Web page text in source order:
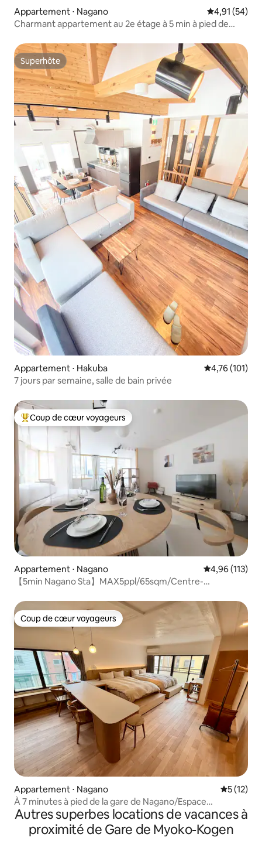
Appartement ⋅ Nagano Évaluation
4,91 (54)
Charmant appartement au 2e étage à 5 min à pied de
Superhôte
Superhôte
Appartement ⋅ Hakuba Évaluation
4,76 (101)
7 jours par semaine, salle de bain privée
Coups de cœur voyageurs les plus appréciés
Coup de cœur voyageurs
Appartement ⋅ Nagano Évaluation
4,96 (113)
【5min Nagano Sta】MAX5ppl/65sqm/Centre-
Coup de cœur voyageurs
Coup de cœur voyageurs
Appartement ⋅ Nagano
5 (12)
À 7 minutes à pied de la gare de Nagano/Espace
privé/Cuisine/40 ㎡/Jusqu'à 4 personnes
Autres superbes locations de vacances à
proximité de Gare de Myoko-Kogen